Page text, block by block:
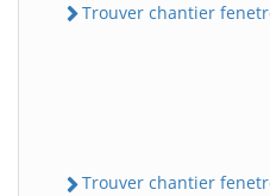
Trouver chantier
Trouver chantier